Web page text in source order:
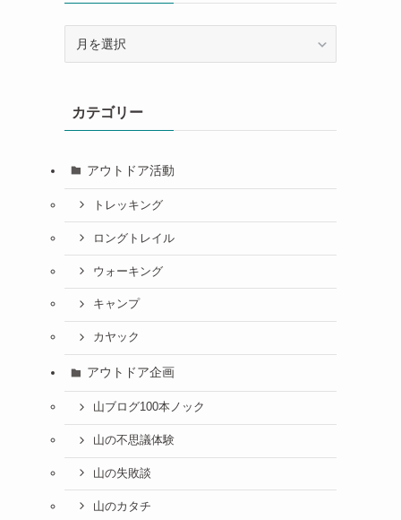
カテゴリー
アウトドア活動
トレッキング
ロングトレイル
ウォーキング
キャンプ
カヤック
アウトドア企画
山ブログ100本ノック
山の不思議体験
山の失敗談
山のカタチ